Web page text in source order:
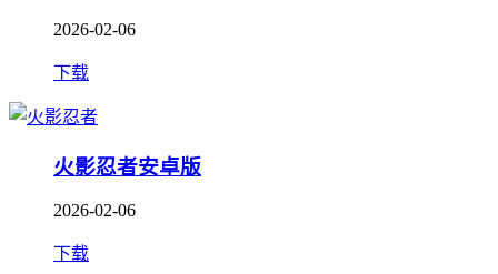
2026-02-06
下载
火影忍者安卓版
2026-02-06
下载